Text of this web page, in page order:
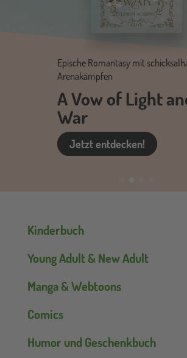
Hauptnavigation
Kinderbuch
Young Adult & New Adult
Manga & Webtoons
Comics
Humor und Geschenkbuch
Epische Romantasy mit
Arenakämpfen
A Vow of Light
War
Jetzt entdecken!